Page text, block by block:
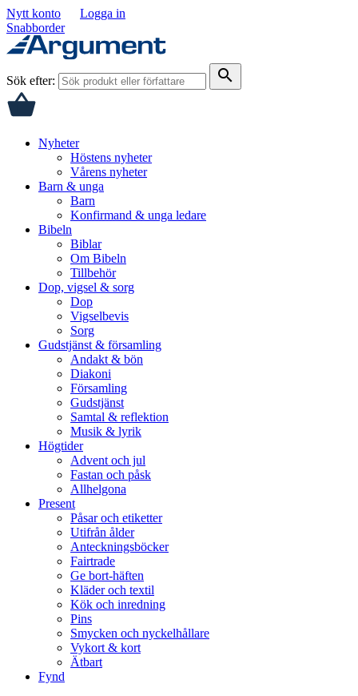
Nytt konto
Logga in
Snabborder
Sök efter: search
Nyheter
Höstens nyheter
Vårens nyheter
Barn & unga
Barn
Konfirmand & unga ledare
Bibeln
Biblar
Om Bibeln
Tillbehör
Dop, vigsel & sorg
Dop
Vigselbevis
Sorg
Gudstjänst & församling
Andakt & bön
Diakoni
Församling
Gudstjänst
Samtal & reflektion
Musik & lyrik
Högtider
Advent och jul
Fastan och påsk
Allhelgona
Present
Påsar och etiketter
Utifrån ålder
Anteckningsböcker
Fairtrade
Ge bort-häften
Kläder och textil
Kök och inredning
Pins
Smycken och nyckelhållare
Vykort & kort
Ätbart
Fynd